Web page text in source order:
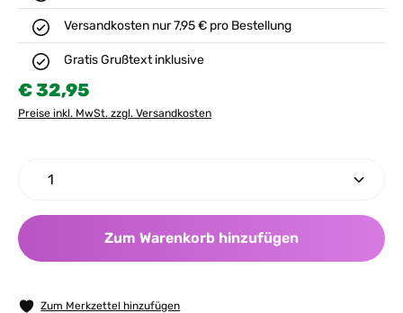
Versandkosten nur 7,95 € pro Bestellung
Gratis Grußtext inklusive
Regulärer Preis:
€ 32,95
Preise inkl. MwSt. zzgl. Versandkosten
Zum Warenkorb hinzufügen
Zum Merkzettel hinzufügen